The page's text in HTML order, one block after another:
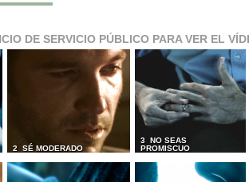
DE SERVICIO PÚBLICO PARA VER EL
2 SÉ MODERADO
3 NO SEAS
PROMISCUO